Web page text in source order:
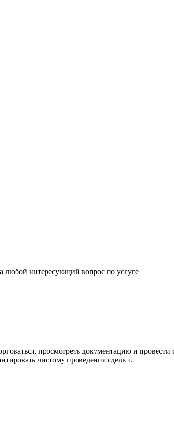
вопрос по услуге
просмотреть документацию и провести
чистому проведения сделки.